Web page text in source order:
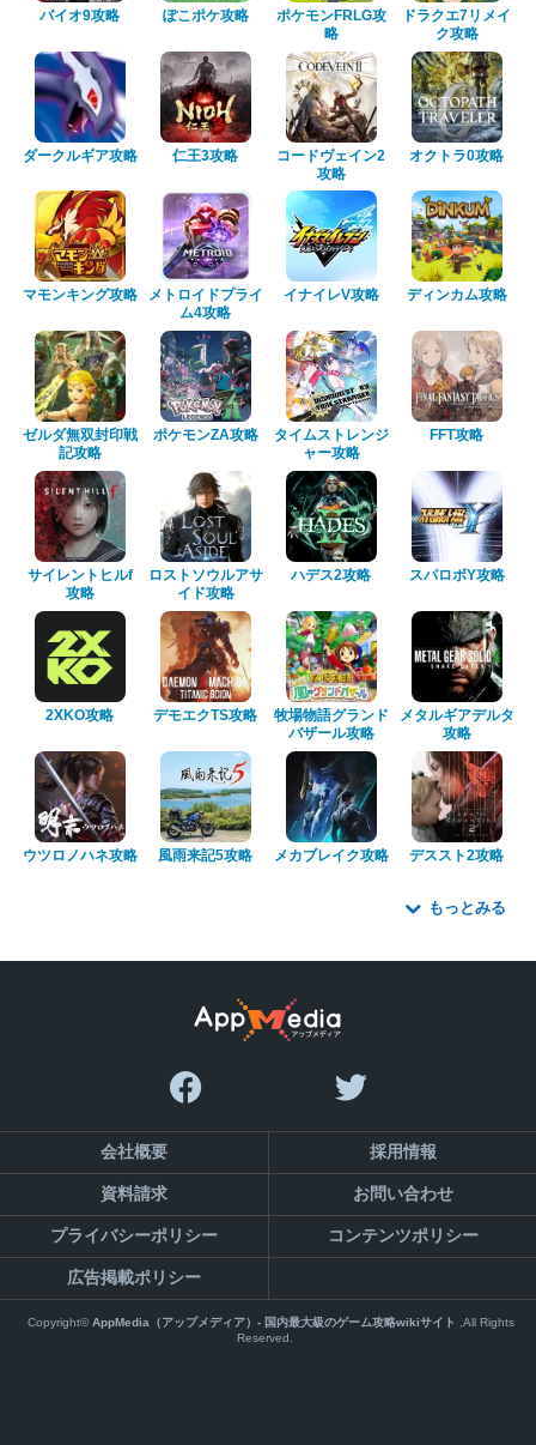
バイオ9攻略 ぽこポケ攻略
ポケモンFRLG攻
略
ドラクエ7リメイ
ク攻略
ダークルギア攻略 仁王3攻略
コードヴェイン2
攻略
オクトラ0攻略
マモンキング攻略
メトロイドプライ
ム4攻略
イナイレV攻略 ディンカム攻略
ゼルダ無双封印戦
記攻略
ポケモンZA攻略
タイムストレンジ
ャー攻略
FFT攻略
サイレントヒルf
攻略
ロストソウルアサ
イド攻略
ハデス2攻略 スパロボY攻略
2XKO攻略 デモエクTS攻略
牧場物語グランド
バザール攻略
メタルギアデルタ
攻略
ウツロノハネ攻略 風雨来記5攻略 メカブレイク攻略 デススト2攻略
もっとみる
会社概要 採用情報
資料請求 お問い合わせ
プライバシーポリシー コンテンツポリシー
広告掲載ポリシー
Copyright©AppMedia（アップメディア）- 国内最大級のゲーム攻略wikiサイト ,All Rights
Reserved.